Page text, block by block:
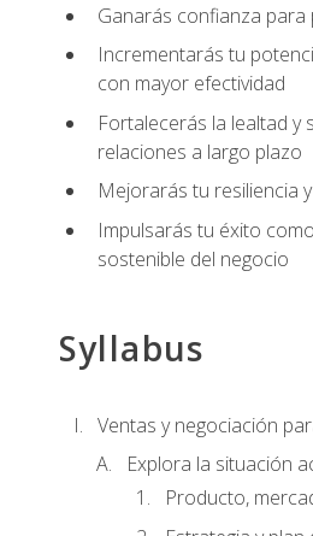
Ganarás confianza
Incrementarás tu
con mayor efectividad
Fortalecerás la lealtad
relaciones a largo plazo
Mejorarás tu resiliencia
Impulsarás tu éxito
sostenible del negocio
Syllabus
Ventas y negociación
Explora la situación
Producto,